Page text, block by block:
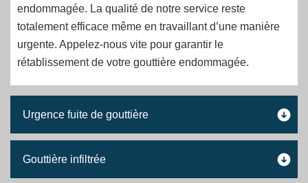
endommagée. La qualité de notre service reste
totalement efficace même en travaillant d’une manière
urgente. Appelez-nous vite pour garantir le
rétablissement de votre gouttière endommagée.
Urgence fuite de gouttière
Gouttière infiltrée